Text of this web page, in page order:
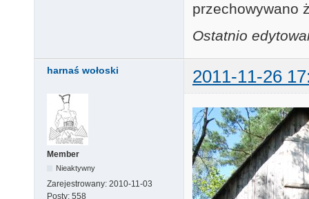
przechowywano
Ostatnio
harnaś wołoski 2011-11-26
Member
Nieaktywny
Zarejestrowany: 2010-11-03
Posty: 558